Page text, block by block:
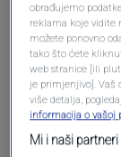
obrađujemo
reklama koje vidite
možete ponovno
tako što ćete
web stranice [ili
je primjenjivo]. Vaš
više detalja,
informacija o vašoj
Mi i naši